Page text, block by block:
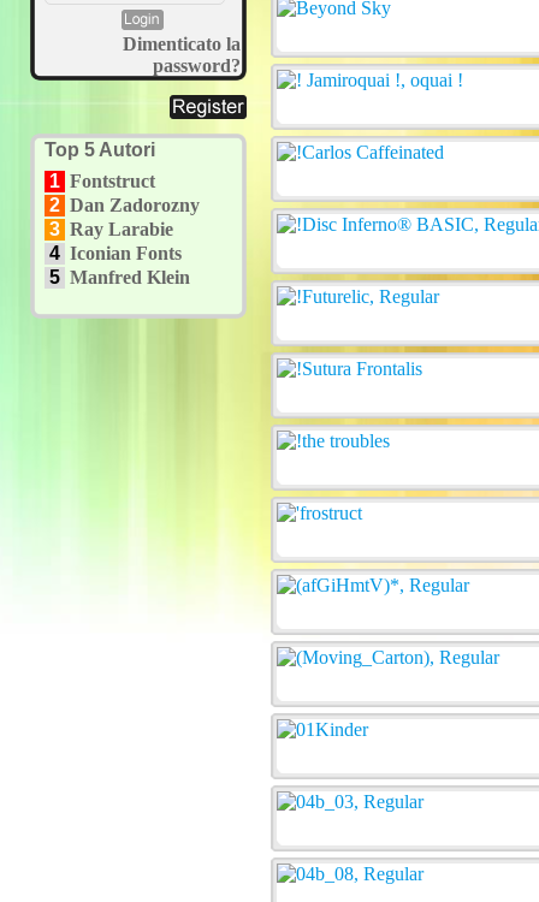
Dimenticato la
password?
Top 5 Autori
1 Fontstruct
2 Dan Zadorozny
3 Ray Larabie
4 Iconian Fonts
5 Manfred Klein